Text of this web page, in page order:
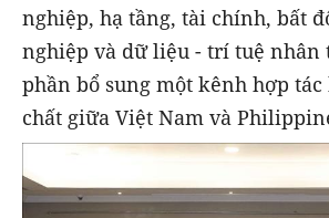
nghiệp, hạ tầng, tài chính, bất
nghiệp và dữ liệu - trí tuệ nhân
phần bổ sung một kênh hợp
chất giữa Việt Nam và